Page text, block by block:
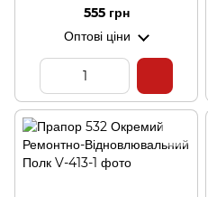
Біологічного Захисту
555 грн
Оптові ціни